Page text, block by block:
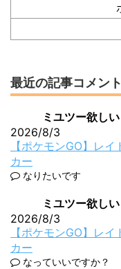
最近の記事コメント
ミユツー欲しい
2026/8/3
【ポケモンGO】レ
カー
なりたいです
ミユツー欲しい
2026/8/3
【ポケモンGO】レ
カー
なっていいですか？